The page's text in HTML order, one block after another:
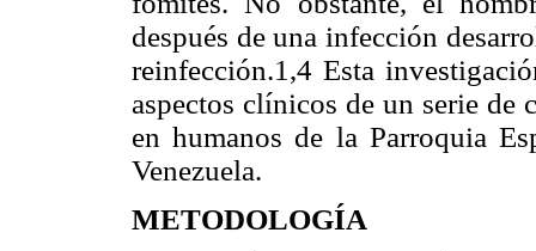
después de una infección
reinfección.1,4 Esta
aspectos clínicos de un serie de
en humanos de la Parroquia
Venezuela.
METODOLOGÍA